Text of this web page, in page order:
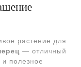
растение для
― отличный
полезное